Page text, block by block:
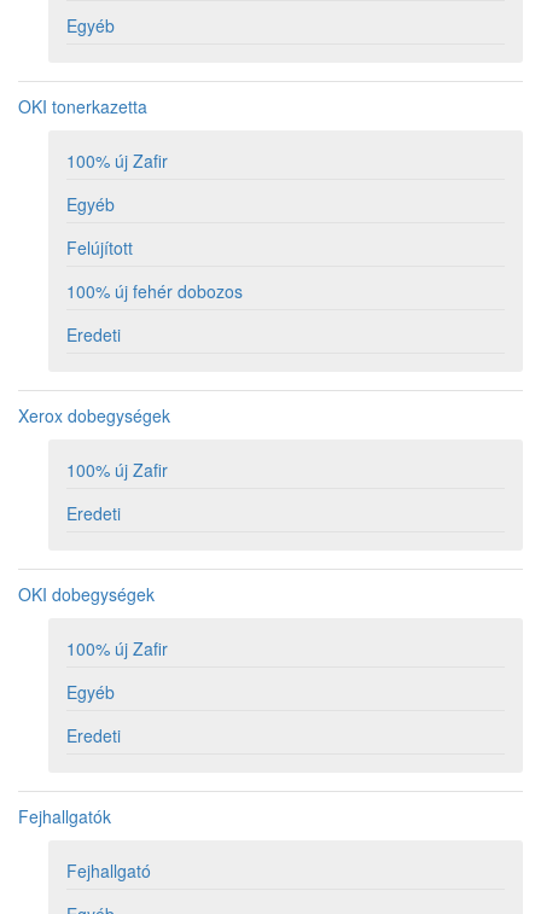
Egyéb
OKI tonerkazetta
100% új Zafir
Egyéb
Felújított
100% új fehér dobozos
Eredeti
Xerox dobegységek
100% új Zafir
Eredeti
OKI dobegységek
100% új Zafir
Egyéb
Eredeti
Fejhallgatók
Fejhallgató